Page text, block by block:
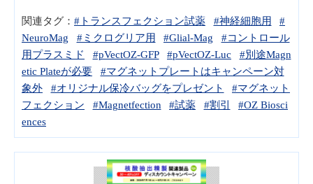
関連タグ： #トランスフェクション試薬 #神経細胞用
#
NeuroMag
#ミクログリア用 #Glial-Mag
#コントロール
用プラスミド
#pVectOZ-GFP #pVectOZ-Luc
#別途Magn
etic Plateが必要
#マグネットプレートはキャンペーン対
象外
#オリジナル保冷バッグをプレゼント
#マグネット
フェクション
#Magnetfection #試薬 #割引
#OZ Biosci
ences